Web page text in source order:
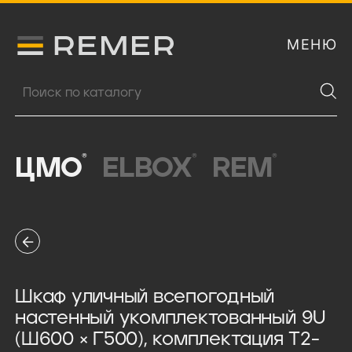
Логитип компании Remer МЕНЮ
Поиск продукции
ЦМО® ELBOX® REM ®
Шкаф уличный всепогодный
настенный укомплектованный 9U
(Ш600 × Г500), комплектация T2-